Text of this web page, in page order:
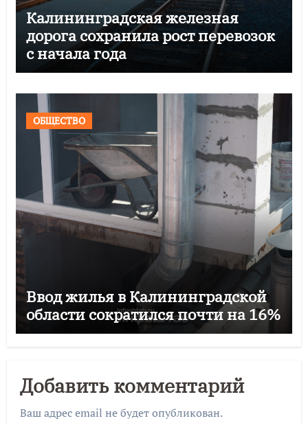
Калининградская железная
дорога сохранила рост перевозок
с начала года
ОБЩЕСТВО
Ввод жилья в Калининградской
области сократился почти на 16%
Добавить комментарий
Ваш адрес email не будет опубликован.